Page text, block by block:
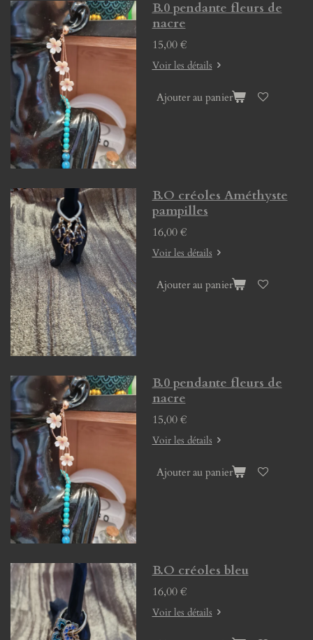
B.0 pendante fleurs de
nacre
15,00 €
Voir les détails
Ajouter au panier
B.O créoles Améthyste
pampilles
16,00 €
Voir les détails
Ajouter au panier
B.0 pendante fleurs de
nacre
15,00 €
Voir les détails
Ajouter au panier
B.O créoles bleu
16,00 €
Voir les détails